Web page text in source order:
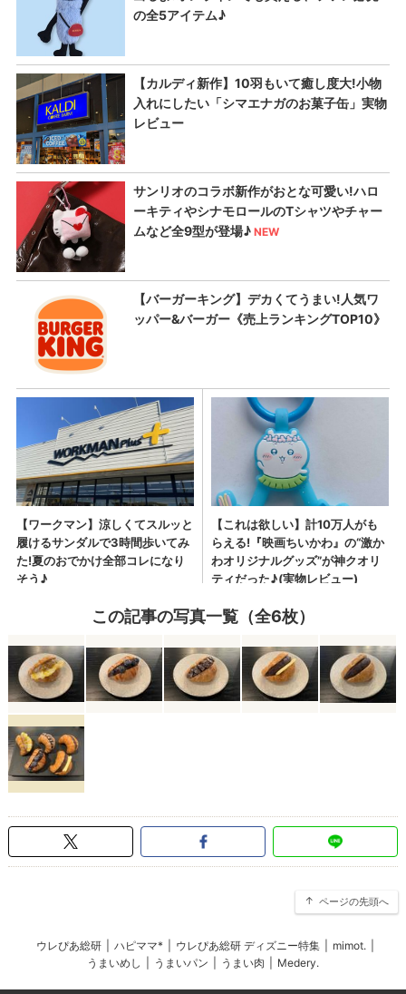
この記事の写真一覧（全6枚）
ページの先頭へ
ウレぴあ総研 ハピママ* ウレぴあ総研 ディズニー特集 mimot.
うまいめし
うまいパン うまい肉 Medery.